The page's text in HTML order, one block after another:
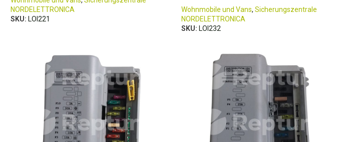
NORDELETTRONICA
SKU: LOI221
Wohnmobile und Vans, Sicherungszentrale
NORDELETTRONICA
SKU: LOI232